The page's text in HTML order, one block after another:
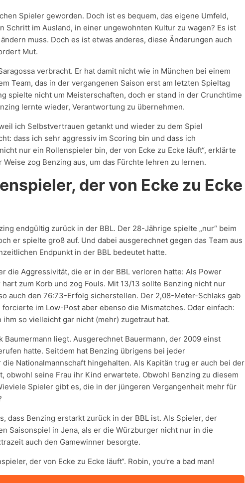
Spieler geworden. Doch ist es bequem, das eigene Umfeld,
Schritt im Ausland, in einer ungewohnten Kultur zu wagen? Es ist
muss. Doch es ist etwas anderes, diese Änderungen auch
Mut.
verbracht. Er hat damit nicht wie in München bei einem
Team, das in der vergangenen Saison erst am letzten Spieltag
spielte nicht um Meisterschaften, doch er stand in der Crunchtime
lernte wieder, Verantwortung zu übernehmen.
ich Selbstvertrauen getankt und wieder zu dem Spiel
dass ich sehr aggressiv im Scoring bin und dass ich
nur ein Rollenspieler bin, der von Ecke zu Ecke läuft“, erklärte
Weise zog Benzing aus, um das Fürchte lehren zu lernen.
der von Ecke zu Ecke
endgültig zurück in der BBL. Der 28-Jährige spielte „nur“ beim
er spielte groß auf. Und dabei ausgerechnet gegen das Team aus
Endpunkt in der BBL bedeutet hatte.
die Aggressivität, die er in der BBL verloren hatte: Als Power
zum Korb und zog Fouls. Mit 13/13 sollte Benzing nicht nur
auch den 76:73-Erfolg sicherstellen. Der 2,08-Meter-Schlaks gab
im Low-Post aber ebenso die Mismatches. Oder einfach:
so vielleicht gar nicht (mehr) zugetraut hat.
Baumermann liegt. Ausgerechnet Bauermann, der 2009 einst
hatte. Seitdem hat Benzing übrigens bei jeder
Nationalmannschaft hingehalten. Als Kapitän trug er auch bei der
obwohl seine Frau ihr Kind erwartete. Obwohl Benzing zu diesem
Spieler gibt es, die in der jüngeren Vergangenheit mehr für
dass Benzing erstarkt zurück in der BBL ist. Als Spieler, der
Saisonspiel in Jena, als er die Würzburger nicht nur in die
auch den Gamewinner besorgte.
der von Ecke zu Ecke läuft“. Robin, you’re a bad man!